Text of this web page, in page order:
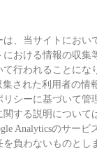
、当サイトにおい
おける情報の収集
行われることにな
集された利用者の情
リシーに基づいて管
する説明について
Analyticsのサービ
負わないものとし